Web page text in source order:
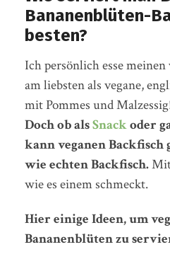
Bananenblüten-
besten?
Ich persönlich esse
am liebsten als vegane,
mit Pommes und
Doch ob alsSnackoder
kann veganen Backfisch
wie echten Backfisch.
wie es einem schmeckt.
Hier einige Ideen, um
Bananenblüten zu